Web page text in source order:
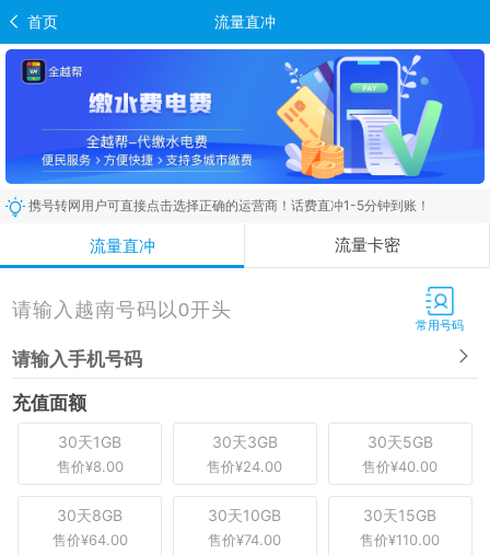
首页 流量直冲
携号转网用户可直接点击选择正确的运营商！话费直冲1-5分钟到账！
流量直冲 流量卡密
常用号码
请输入手机号码
充值面额
30天1GB
售价¥8.00
30天3GB
售价¥24.00
30天5GB
售价¥40.00
30天8GB
售价¥64.00
30天10GB
售价¥74.00
30天15GB
售价¥110.00